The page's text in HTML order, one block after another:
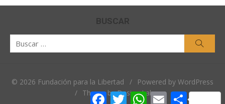
BUSCAR
© 2026 Fundación para la Libertad /
Powered by WordPress
/ Theme by Design Lab
Facebook
TwitterWhatsApp
EmailCompartir